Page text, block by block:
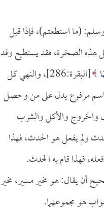
وسلم: (ما استطعتم)، فإذا قيل
هذه الصخرة، فقد يستطيع وقد
[البقرة:286]، والنهي كل
اسم مرفوع يدل على من وحصل
والأكل والشرب
ولم يفعل هو الحدث، فهذا
فهذا قام به الحدث.
أن يقال: هو مخير مسير، مخير
هو مجموعهما.